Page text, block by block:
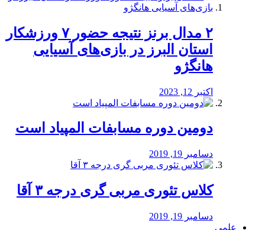
۲ مدال برنز نتیجه حضور ۷ ورزشکار
استان البرز در بازی‌های آسیایی
هانگژو
اکتبر 12, 2023
دومین دوره مسابفات المپیاد است
دسامبر 19, 2019
کلاس تئوری مربی گری درجه ۳ آقا
دسامبر 19, 2019
علمی